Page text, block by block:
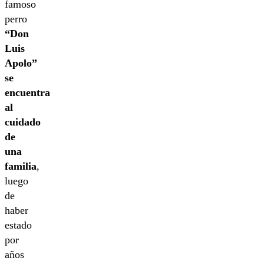
famoso
perro
“Don
Luis
Apolo”
se
encuentra
al
cuidado
de
una
familia,
luego
de
haber
estado
por
años